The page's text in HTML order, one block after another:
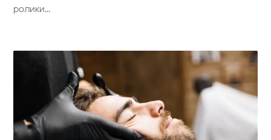
ролики...